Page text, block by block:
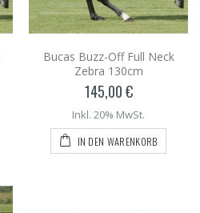
Bucas Buzz-Off Full Neck
Zebra 130cm
145,00 €
Inkl. 20% MwSt.
IN DEN WARENKORB